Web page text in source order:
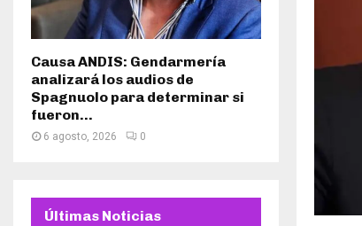
Causa ANDIS: Gendarmería
analizará los audios de
Spagnuolo para determinar si
fueron...
6 agosto, 2026 0
Últimas Noticias